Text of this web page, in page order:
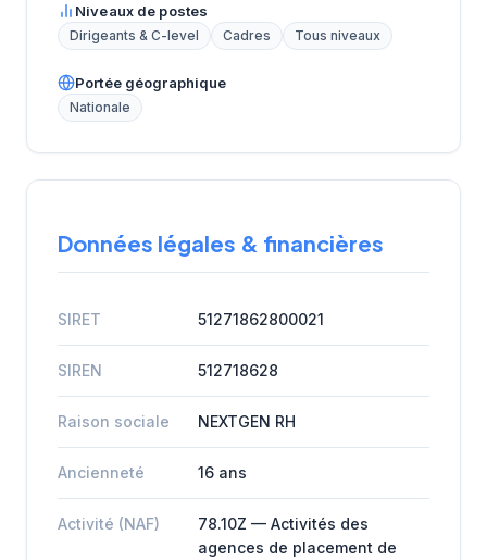
Niveaux de postes
Dirigeants & C-level Cadres Tous niveaux
Portée géographique
Nationale
Données légales & financières
SIRET 51271862800021
SIREN 512718628
Raison sociale NEXTGEN RH
Ancienneté 16 ans
Activité (NAF)
78.10Z — Activités des
agences de placement de